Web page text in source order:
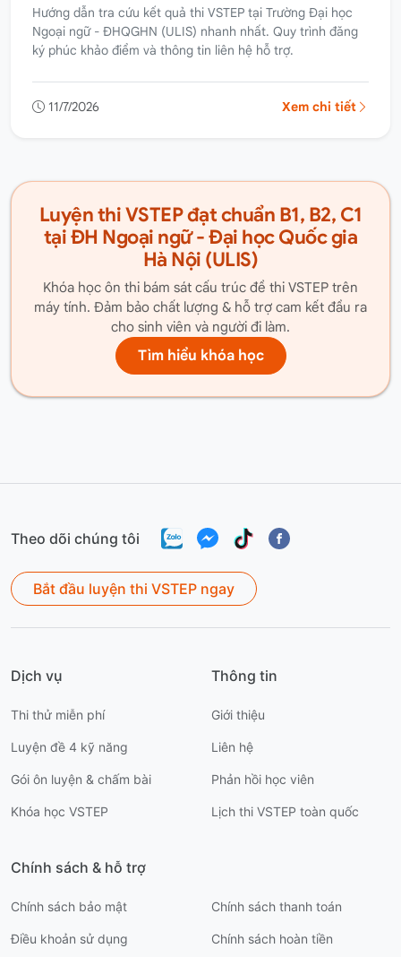
Hướng dẫn tra cứu kết quả thi VSTEP tại Trường Đại học
Ngoại ngữ - ĐHQGHN (ULIS) nhanh nhất. Quy trình đăng
ký phúc khảo điểm và thông tin liên hệ hỗ trợ.
11/7/2026 Xem chi tiết
Luyện thi VSTEP đạt chuẩn B1, B2, C1
tại ĐH Ngoại ngữ - Đại học Quốc gia
Hà Nội (ULIS)
Khóa học ôn thi bám sát cấu trúc đề thi VSTEP trên
máy tính. Đảm bảo chất lượng & hỗ trợ cam kết đầu ra
cho sinh viên và người đi làm.
Tìm hiểu khóa học
Theo dõi chúng tôi
Bắt đầu luyện thi VSTEP ngay
Dịch vụ
Thi thử miễn phí
Luyện đề 4 kỹ năng
Gói ôn luyện & chấm bài
Khóa học VSTEP
Thông tin
Giới thiệu
Liên hệ
Phản hồi học viên
Lịch thi VSTEP toàn quốc
Chính sách & hỗ trợ
Chính sách bảo mật
Điều khoản sử dụng
Chính sách thanh toán
Chính sách hoàn tiền